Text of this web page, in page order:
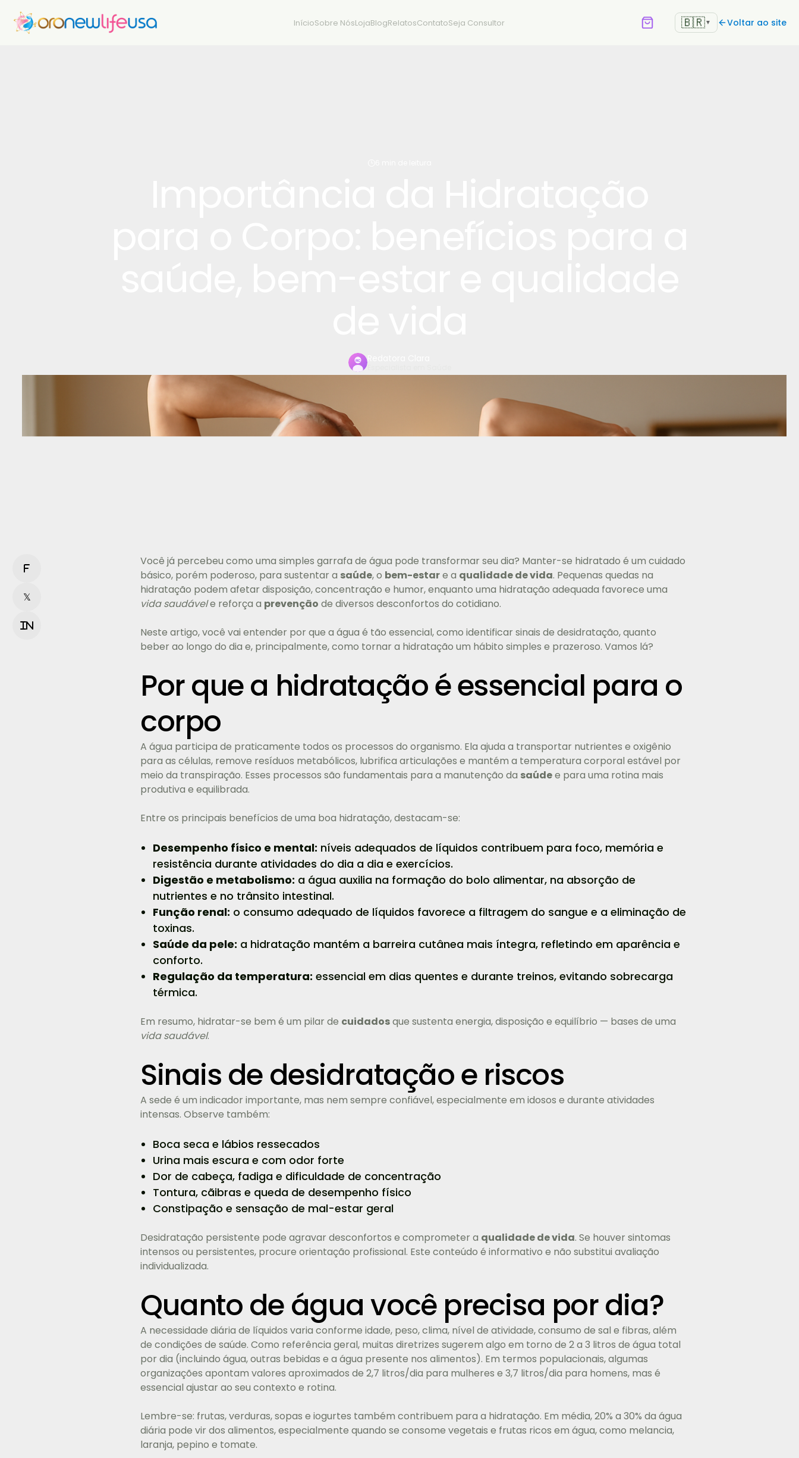
InícioSobre NósLojaBlogRelatosContatoSeja Consultor 🇧🇷▼ Voltar ao site
Redatora Clara
Especialista em Saúde
f
𝕏
in
Você já percebeu como uma simples garrafa de água pode transformar seu dia? Manter-se hidratado é um cuidado
básico, porém poderoso, para sustentar a saúde, o bem-estare a qualidade de vida. Pequenas quedas na
hidratação podem afetar disposição, concentração e humor, enquanto uma hidratação adequada favorece uma
vida saudávele reforça a prevenção de diversos desconfortos do cotidiano.
Neste artigo, você vai entender por que a água é tão essencial, como identificar sinais de desidratação, quanto
beber ao longo do dia e, principalmente, como tornar a hidratação um hábito simples e prazeroso. Vamos lá?
Por que a hidratação é essencial para o
corpo
A água participa de praticamente todos os processos do organismo. Ela ajuda a transportar nutrientes e oxigênio
para as células, remove resíduos metabólicos, lubrifica articulações e mantém a temperatura corporal estável por
meio da transpiração. Esses processos são fundamentais para a manutenção da saúdee para uma rotina mais
produtiva e equilibrada.
Entre os principais benefícios de uma boa hidratação, destacam-se:
Desempenho físico e mental: níveis adequados de líquidos contribuem para foco, memória e
resistência durante atividades do dia a dia e exercícios.
Digestão e metabolismo: a água auxilia na formação do bolo alimentar, na absorção de
nutrientes e no trânsito intestinal.
Função renal: o consumo adequado de líquidos favorece a filtragem do sangue e a eliminação de
toxinas.
Saúde da pele: a hidratação mantém a barreira cutânea mais íntegra, refletindo em aparência e
conforto.
Regulação da temperatura: essencial em dias quentes e durante treinos, evitando sobrecarga
térmica.
Em resumo, hidratar-se bem é um pilar de cuidadosque sustenta energia, disposição e equilíbrio — bases de uma
vida saudável.
Sinais de desidratação e riscos
A sede é um indicador importante, mas nem sempre confiável, especialmente em idosos e durante atividades
intensas. Observe também:
Boca seca e lábios ressecados
Urina mais escura e com odor forte
Dor de cabeça, fadiga e dificuldade de concentração
Tontura, cãibras e queda de desempenho físico
Constipação e sensação de mal-estar geral
Desidratação persistente pode agravar desconfortos e comprometer a qualidade de vida. Se houver sintomas
intensos ou persistentes, procure orientação profissional. Este conteúdo é informativo e não substitui avaliação
individualizada.
Quanto de água você precisa por dia?
A necessidade diária de líquidos varia conforme idade, peso, clima, nível de atividade, consumo de sal e fibras, além
de condições de saúde. Como referência geral, muitas diretrizes sugerem algo em torno de 2 a 3 litros de água total
por dia (incluindo água, outras bebidas e a água presente nos alimentos). Em termos populacionais, algumas
organizações apontam valores aproximados de 2,7 litros/dia para mulheres e 3,7 litros/dia para homens, mas é
essencial ajustar ao seu contexto e rotina.
Lembre-se: frutas, verduras, sopas e iogurtes também contribuem para a hidratação. Em média, 20% a 30% da água
diária pode vir dos alimentos, especialmente quando se consome vegetais e frutas ricos em água, como melancia,
laranja, pepino e tomate.